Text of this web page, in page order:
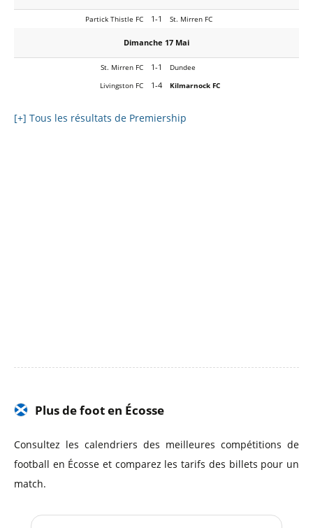
Partick Thistle FC 1-1 St. Mirren FC
Dimanche 17 Mai
St. Mirren FC 1-1
Dundee
Livingston FC
1-4 Kilmarnock FC
[+] Tous les résultats de Premiership
Plus de foot en Écosse
Consultez les calendriers des meilleures compétitions de
football en Écosse et comparez les tarifs des billets pour un
match.